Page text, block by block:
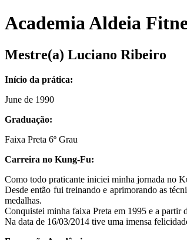
Academia Aldeia
Mestre(a) Luciano Ribeiro
Início da prática:
June de 1990
Graduação:
Faixa Preta 6º Grau
Carreira no Kung-Fu:
Como todo praticante iniciei minha jornada no
Desde então fui treinando e aprimorando as
medalhas.
Conquistei minha faixa Preta em 1995 e a
Na data de 16/03/2014 tive uma imensa